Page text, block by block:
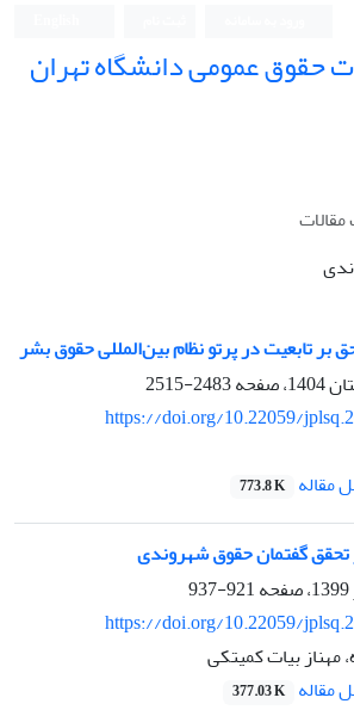
حقوق عمومی دانشگاه تهران
تابعیت در پرتو نظام بین‌المللی حقوق بشر
2483-2515
https://doi.org/10.22059/
مقاله 773.8 K
گفتمان حقوق شهروندی
921-937
https://doi.org/10.22059/
مهناز بیات کمیتکی
مقاله 377.03 K